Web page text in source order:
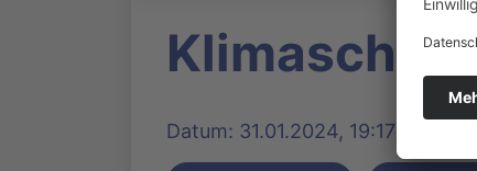
Datum: 31.01.2024, 19:17 Uhr |